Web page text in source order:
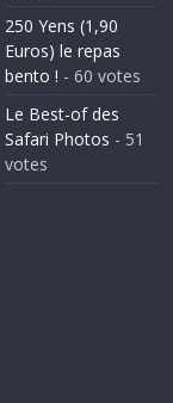
250 Yens (1,90
Euros) le repas
bento ! - 60 votes
Le Best-of des
Safari Photos - 51
votes